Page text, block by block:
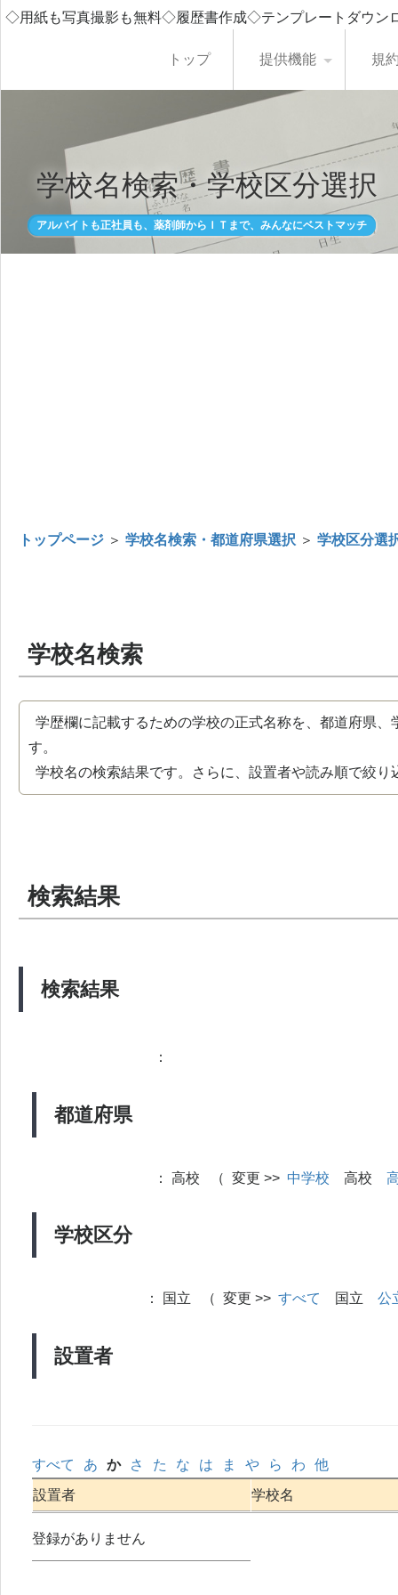
◇用紙も写真撮影も無料◇履歴書作成◇テンプレートダウ
トップ 提供機能 規
学校名検索・学校区分選択
アルバイトも正社員も、薬剤師からＩＴまで、みんなにベストマッチ
トップページ ＞ 学校名検索・都道府県選択 ＞ 学校区分選
学校名検索
学歴欄に記載するための学校の正式名称を、都道府県
す。
学校名の検索結果です。さらに、設置者や読み順で絞り
検索結果
検索結果
都道府県
：
学校区分
： 高校 （ 変更 >> 中学校 高校
設置者
： 国立 （ 変更 >> すべて 国立 公
すべて あ か さ た な は ま や ら わ
他
設置者
学校名
登録がありません